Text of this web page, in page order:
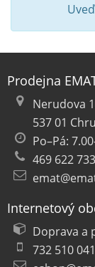
Prodejna
Nerudova
537 01
Po–Pá:
469 622 733
Internetový
Doprava a
732 510 041